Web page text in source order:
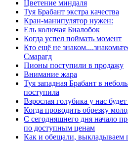
Цветение миндаля
Туя Брабант экстра качества
Кран-манипулятор нужен:
Ель колючая Биалобок
Когда успел поймать момент
Кто ещё не
Смарагд
Пионы поступили в продажу
Внимание жара
Туя западная Брабант в
поступила
Взрослая голубика у нас
Когда проводить обрезку
С сегодняшнего дня начало
по доступным ценам
Как и обещали, выкладываем